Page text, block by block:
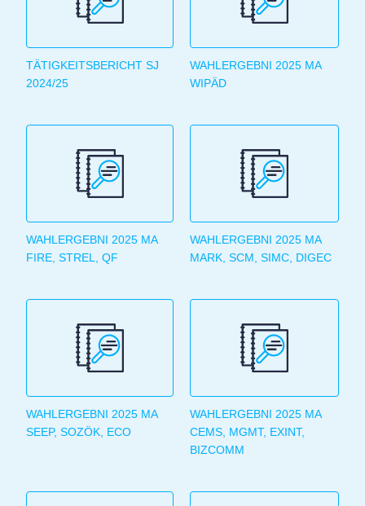
TÄTIGKEITSBERICHT SJ
2024/25
WAHLERGEBNI 2025 MA
WIPÄD
WAHLERGEBNI 2025 MA
FIRE, STREL, QF
WAHLERGEBNI 2025 MA
MARK, SCM, SIMC, DIGEC
WAHLERGEBNI 2025 MA
SEEP, SOZÖK, ECO
WAHLERGEBNI 2025 MA
CEMS, MGMT, EXINT,
BIZCOMM